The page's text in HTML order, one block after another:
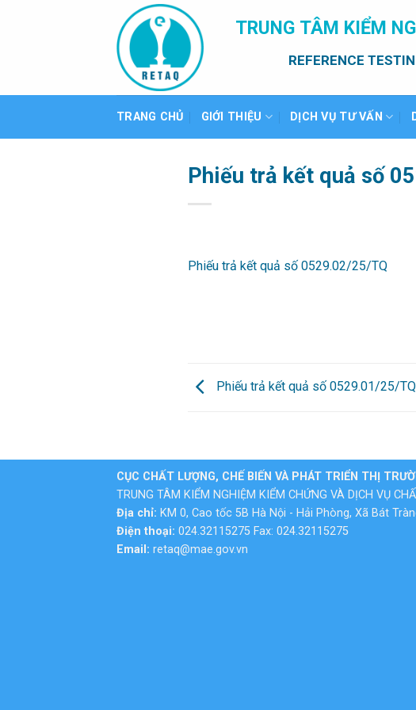
TRUNG TÂM KIỂM
REFERENCE
TRANG CHỦ GIỚI THIỆU DỊCH VỤ TƯ VẤN
Phiếu trả kết quả số
Phiếu trả kết quả số 0529.02/25/TQ
Phiếu trả kết quả số 0529.01/25/TQ
CỤC CHẤT LƯỢNG, CHẾ BIẾN VÀ PHÁT TRIỂN THỊ
TRUNG TÂM KIỂM NGHIỆM KIỂM CHỨNG VÀ DỊCH VỤ
Địa chỉ: KM 0, Cao tốc 5B Hà Nội - Hải Phòng, Xã Bát
Điện thoại: 024.32115275 Fax: 024.32115275
Email: retaq@mae.gov.vn